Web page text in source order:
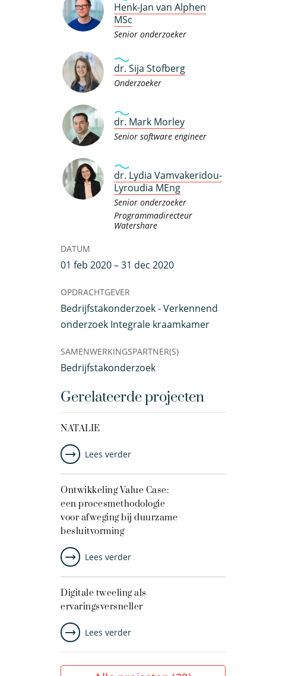
Henk-Jan van Alphen
MSc
Senior onderzoeker
dr. Sija Stofberg
Onderzoeker
dr. Mark Morley
Senior software engineer
dr. Lydia Vamvakeridou-
Lyroudia MEng
Senior onderzoeker
Programmadirecteur
Watershare
DATUM
01 feb 2020 – 31 dec 2020
OPDRACHTGEVER
Bedrijfstakonderzoek - Verkennend
onderzoek Integrale kraamkamer
SAMENWERKINGSPARTNER(S)
Bedrijfstakonderzoek
Gerelateerde projecten
NATALIE
Lees verder
Ontwikkeling Value Case:
een procesmethodologie
voor afweging bij duurzame
besluitvorming
Lees verder
Digitale tweeling als
ervaringsversneller
Lees verder